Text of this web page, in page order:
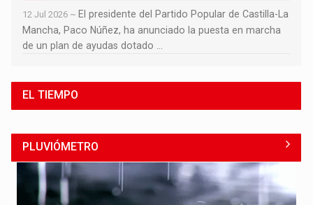
12 Jul 2026 ~ El presidente del Partido Popular de Castilla-La
Mancha, Paco Núñez, ha anunciado la puesta en marcha
de un plan de ayudas dotado ...
EL TIEMPO
PLUVIÓMETRO